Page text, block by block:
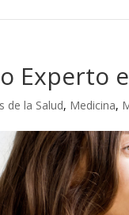
Experto
de la Salud, Medicina,